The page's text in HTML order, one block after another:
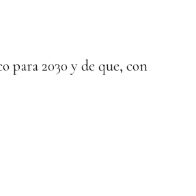
para 2030 y de que, con